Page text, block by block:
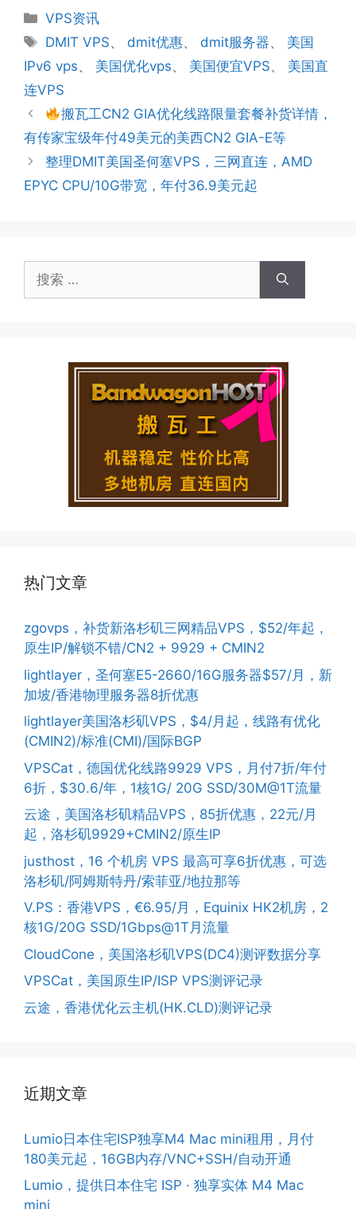
分
类
VPS资讯
标
签
DMIT VPS、 dmit优惠、 dmit服务器、 美国
IPv6 vps、 美国优化vps、 美国便宜VPS、 美国直
连VPS
搬瓦工CN2 GIA优化线路限量套餐补货详情，
有传家宝级年付49美元的美西CN2 GIA-E等
整理DMIT美国圣何塞VPS，三网直连，AMD
EPYC CPU/10G带宽，年付36.9美元起
索：
热门文章
zgovps，补货新洛杉矶三网精品VPS，$52/年起，
原生IP/解锁不错/CN2 + 9929 + CMIN2
lightlayer，圣何塞E5-2660/16G服务器$57/月，新
加坡/香港物理服务器8折优惠
lightlayer美国洛杉矶VPS，$4/月起，线路有优化
(CMIN2)/标准(CMI)/国际BGP
VPSCat，德国优化线路9929 VPS，月付7折/年付
6折，$30.6/年，1核1G/ 20G SSD/30M@1T流量
云途，美国洛杉矶精品VPS，85折优惠，22元/月
起，洛杉矶9929+CMIN2/原生IP
justhost，16 个机房 VPS 最高可享6折优惠，可选
洛杉矶/阿姆斯特丹/索菲亚/地拉那等
V.PS：香港VPS，€6.95/月，Equinix HK2机房，2
核1G/20G SSD/1Gbps@1T月流量
CloudCone，美国洛杉矶VPS(DC4)测评数据分享
VPSCat，美国原生IP/ISP VPS测评记录
云途，香港优化云主机(HK.CLD)测评记录
近期文章
Lumio日本住宅ISP独享M4 Mac mini租用，月付
180美元起，16GB内存/VNC+SSH/自动开通
Lumio，提供日本住宅 ISP · 独享实体 M4 Mac
mini